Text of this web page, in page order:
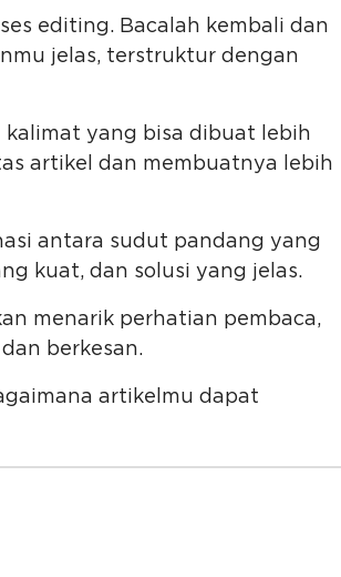
editing. Bacalah kembali dan
jelas, terstruktur dengan
kalimat yang bisa dibuat lebih
artikel dan membuatnya lebih
antara sudut pandang yang
kuat, dan solusi yang jelas.
menarik perhatian pembaca,
berkesan.
artikelmu dapat